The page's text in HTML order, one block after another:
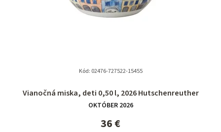
Vianočná miska, deti 0,50 l, 2026 Hutschenreuther
OKTÓBER 2026
36 €
Kód: 02476-727522-15455